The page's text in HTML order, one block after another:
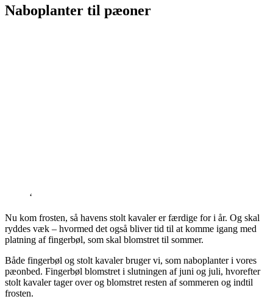
Naboplanter til pæoner
‘
Nu kom frosten, så havens stolt kavaler er færdige for i år. Og skal
ryddes væk – hvormed det også bliver tid til at komme igang med
platning af fingerbøl, som skal blomstret til sommer.
Både fingerbøl og stolt kavaler bruger vi, som naboplanter i vores
pæonbed. Fingerbøl blomstret i slutningen af juni og juli, hvorefter
stolt kavaler tager over og blomstret resten af sommeren og indtil
frosten.